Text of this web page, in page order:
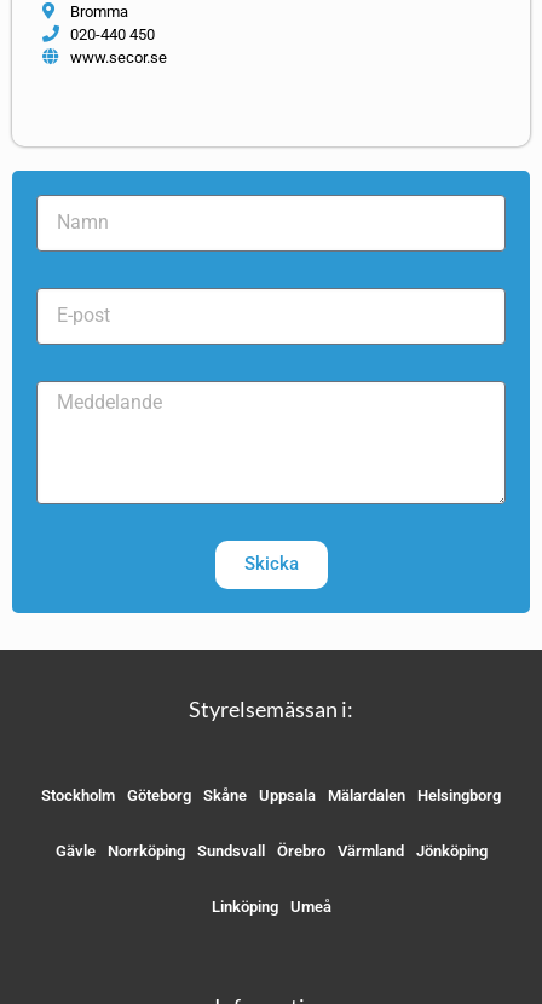
Bromma
020-440 450
www.secor.se
Skicka
Styrelsemässan i:
Stockholm Göteborg Skåne Uppsala Mälardalen Helsingborg
Gävle Norrköping Sundsvall Örebro Värmland Jönköping
Linköping Umeå